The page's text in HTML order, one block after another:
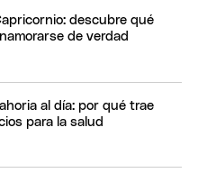
descubre qué
de verdad
al día: por qué trae
para la salud